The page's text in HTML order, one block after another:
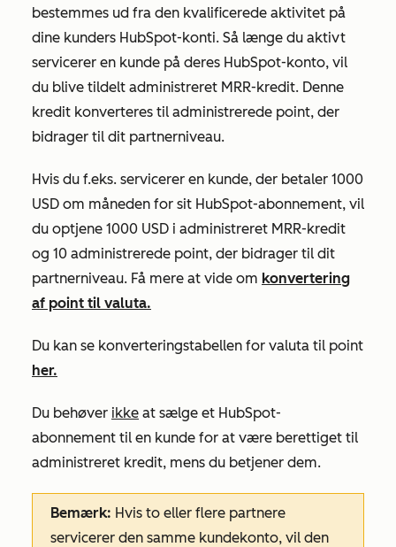
bestemmes ud fra den kvalificerede aktivitet på
dine kunders HubSpot-konti. Så længe du aktivt
servicerer en kunde på deres HubSpot-konto, vil
du blive tildelt administreret MRR-kredit. Denne
kredit konverteres til administrerede point, der
bidrager til dit partnerniveau.
Hvis du f.eks. servicerer en kunde, der betaler 1000
USD om måneden for sit HubSpot-abonnement, vil
du optjene 1000 USD i administreret MRR-kredit
og 10 administrerede point, der bidrager til dit
partnerniveau. Få mere at vide om konvertering
af point til valuta.
Du kan se konverteringstabellen for valuta til point
her.
Du behøver ikke at sælge et HubSpot-
abonnement til en kunde for at være berettiget til
administreret kredit, mens du betjener dem.
Bemærk: Hvis to eller flere partnere
servicerer den samme kundekonto, vil den